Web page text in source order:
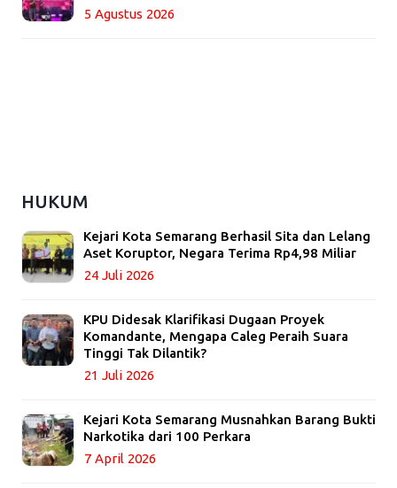
5 Agustus 2026
HUKUM
Kejari Kota Semarang Berhasil Sita dan Lelang
Aset Koruptor, Negara Terima Rp4,98 Miliar
24 Juli 2026
KPU Didesak Klarifikasi Dugaan Proyek
Komandante, Mengapa Caleg Peraih Suara
Tinggi Tak Dilantik?
21 Juli 2026
Kejari Kota Semarang Musnahkan Barang Bukti
Narkotika dari 100 Perkara
7 April 2026